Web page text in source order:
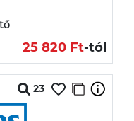
25 820 Ft-tól
23